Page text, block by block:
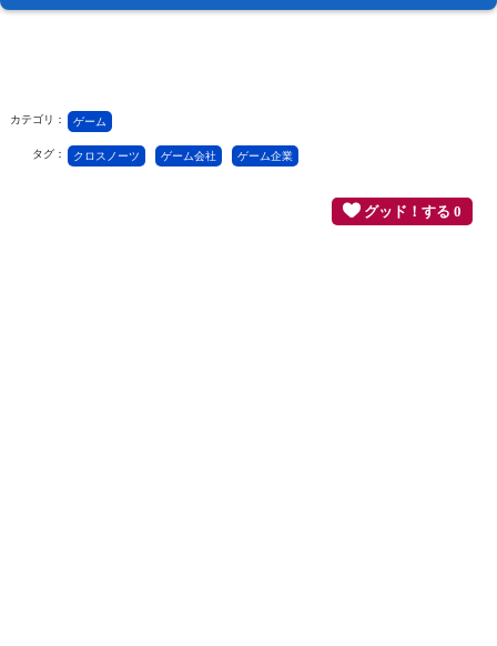
カテゴリ： ゲーム
タグ： クロスノーツ ゲーム会社 ゲーム企業
グッド！する 0